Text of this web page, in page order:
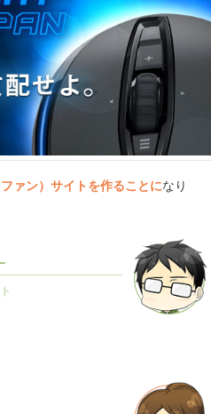
ァン）サイトを作ることになり